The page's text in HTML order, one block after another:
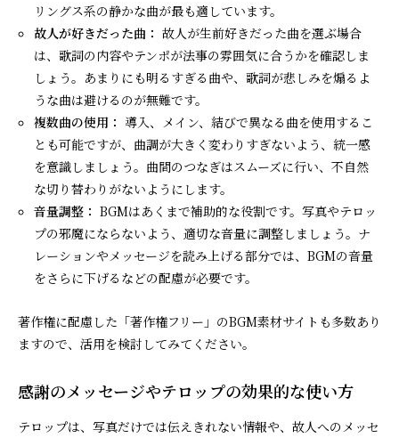
リングス系の静かな曲が最も適しています。
故人が好きだった曲： 故人が生前好きだった曲を選ぶ場合
は、歌詞の内容やテンポが法事の雰囲気に合うかを確認しま
しょう。あまりにも明るすぎる曲や、歌詞が悲しみを煽るよ
うな曲は避けるのが無難です。
複数曲の使用： 導入、メイン、結びで異なる曲を使用するこ
とも可能ですが、曲調が大きく変わりすぎないよう、統一感
を意識しましょう。曲間のつなぎはスムーズに行い、不自然
な切り替わりがないようにします。
音量調整： BGMはあくまで補助的な役割です。写真やテロッ
プの邪魔にならないよう、適切な音量に調整しましょう。ナ
レーションやメッセージを読み上げる部分では、BGMの音量
をさらに下げるなどの配慮が必要です。
著作権に配慮した「著作権フリー」のBGM素材サイトも多数あり
ますので、活用を検討してみてください。
感謝のメッセージやテロップの効果的な使い方
テロップは、写真だけでは伝えきれない情報や、故人へのメッセ